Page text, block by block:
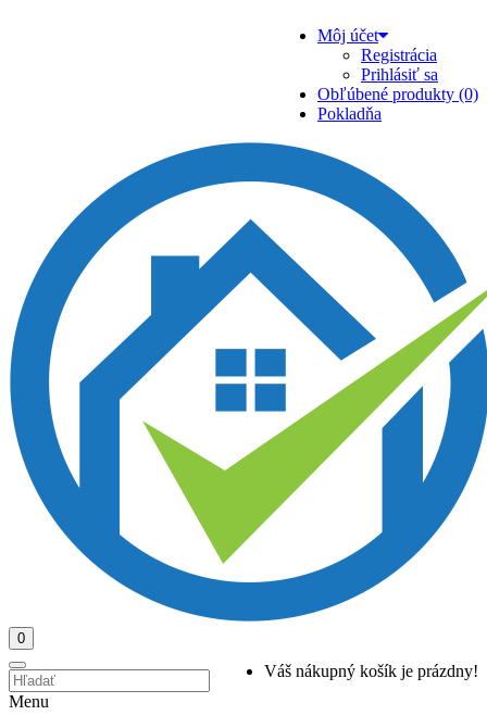
Môj účet
Registrácia
Prihlásiť sa
Obľúbené produkty (0)
Pokladňa
0
Váš nákupný košík je prázdny!
Menu